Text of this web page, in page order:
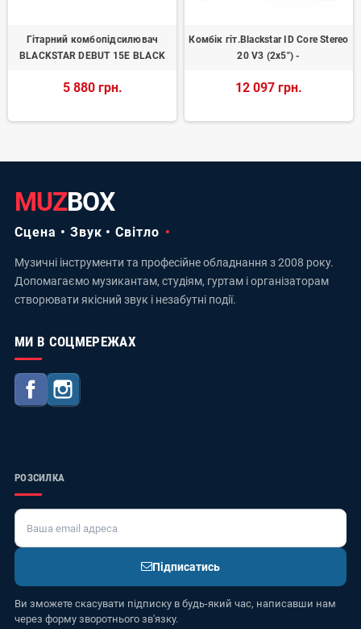
Гітарний комбопідсилювач
BLACKSTAR DEBUT 15E BLACK
5 880 грн.
Комбік гіт.Blackstar ID Core Stereo
20 V3 (2x5") -
12 097 грн.
MUZBOX
Сцена • Звук • Світло
Музичні інструменти та професійне обладнання з 2008 року.
Допомагаємо музикантам, студіям, гуртам і організаторам
створювати якісний звук і незабутні події.
МИ В СОЦМЕРЕЖАХ
Facebook
РОЗСИЛКА
Підписатись
Ви зможете скасувати підписку в будь-який час, написавши нам
через форму зворотнього зв'язку.